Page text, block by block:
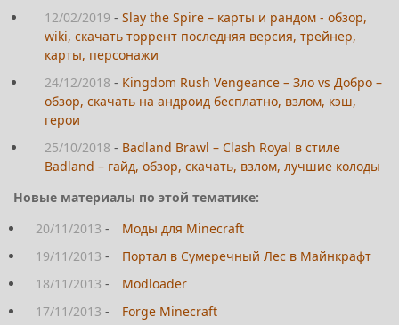
12/02/2019 - Slay the Spire – карты и рандом - обзор,
wiki, скачать торрент последняя версия, трейнер,
карты, персонажи
24/12/2018 - Kingdom Rush Vengeance – Зло vs Добро –
обзор, скачать на андроид бесплатно, взлом, кэш,
герои
25/10/2018 - Badland Brawl – Clash Royal в стиле
Badland – гайд, обзор, скачать, взлом, лучшие колоды
Новые материалы по этой тематике:
20/11/2013 -
Моды для Minecraft
19/11/2013 -
Портал в Сумеречный Лес в Майнкрафт
18/11/2013 -
Modloader
17/11/2013 -
Forge Minecraft